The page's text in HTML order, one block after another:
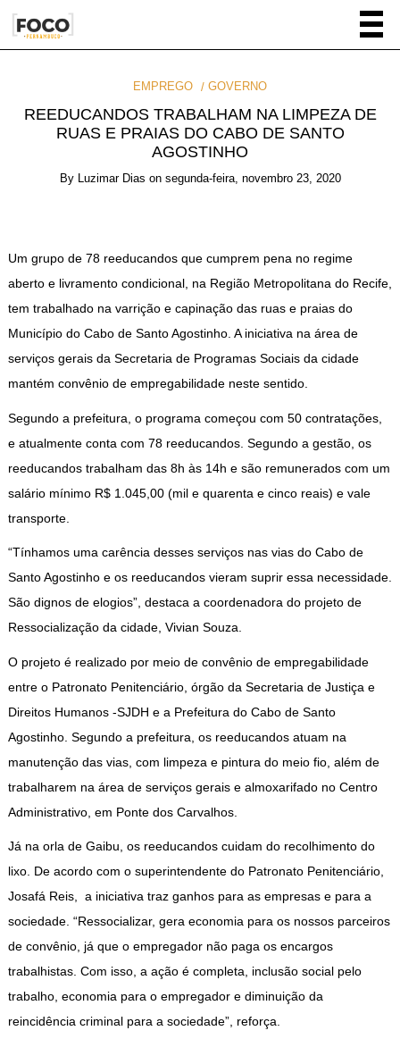
EMPREGO GOVERNO
REEDUCANDOS TRABALHAM NA LIMPEZA DE
RUAS E PRAIAS DO CABO DE SANTO
AGOSTINHO
By Luzimar Dias on segunda-feira, novembro 23, 2020
Um grupo de 78 reeducandos que cumprem pena no regime
aberto e livramento condicional, na Região Metropolitana do Recife,
tem trabalhado na varrição e capinação das ruas e praias do
Município do Cabo de Santo Agostinho. A iniciativa na área de
serviços gerais da Secretaria de Programas Sociais da cidade
mantém convênio de empregabilidade neste sentido.
Segundo a prefeitura, o programa começou com 50 contratações,
e atualmente conta com 78 reeducandos. Segundo a gestão, os
reeducandos trabalham das 8h às 14h e são remunerados com um
salário mínimo R$ 1.045,00 (mil e quarenta e cinco reais) e vale
transporte.
“Tínhamos uma carência desses serviços nas vias do Cabo de
Santo Agostinho e os reeducandos vieram suprir essa necessidade.
São dignos de elogios”, destaca a coordenadora do projeto de
Ressocialização da cidade, Vivian Souza.
O projeto é realizado por meio de convênio de empregabilidade
entre o Patronato Penitenciário, órgão da Secretaria de Justiça e
Direitos Humanos -SJDH e a Prefeitura do Cabo de Santo
Agostinho. Segundo a prefeitura, os reeducandos atuam na
manutenção das vias, com limpeza e pintura do meio fio, além de
trabalharem na área de serviços gerais e almoxarifado no Centro
Administrativo, em Ponte dos Carvalhos.
Já na orla de Gaibu, os reeducandos cuidam do recolhimento do
lixo. De acordo com o superintendente do Patronato Penitenciário,
Josafá Reis, a iniciativa traz ganhos para as empresas e para a
sociedade. “Ressocializar, gera economia para os nossos parceiros
de convênio, já que o empregador não paga os encargos
trabalhistas. Com isso, a ação é completa, inclusão social pelo
trabalho, economia para o empregador e diminuição da
reincidência criminal para a sociedade”, reforça.